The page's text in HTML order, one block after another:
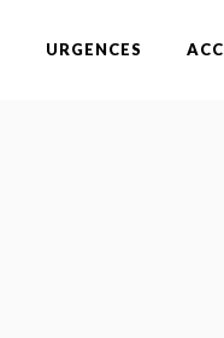
URGENCES